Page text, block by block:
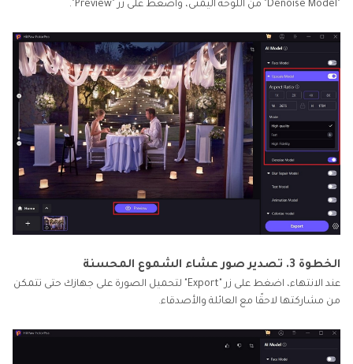
الخطوة 3. تصدير صور عشاء الشموع المحسنة
عند الانتهاء، اضغط على زر "Export" لتحميل الصورة على جهازك حتى تتمكن
من مشاركتها لاحقًا مع العائلة والأصدقاء.